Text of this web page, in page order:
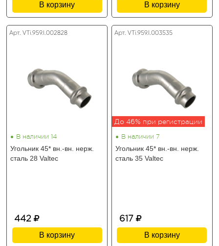
В корзину В корзину
Арт. VTi.959.I.002828
• В наличии 14
Угольник 45* вн.-вн. нерж.
сталь 28 Valtec
442
В корзину
Арт. VTi.959.I.003535
До 46% при регистрации
• В наличии 7
Угольник 45* вн.-вн. нерж.
сталь 35 Valtec
617
В корзину